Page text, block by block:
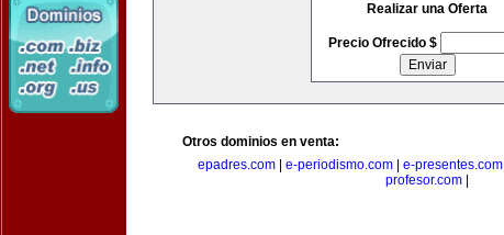
Realizar una Oferta
Precio Ofrecido $
Otros dominios en venta:
epadres.com
e-periodismo.com e-presentes.com
profesor.com